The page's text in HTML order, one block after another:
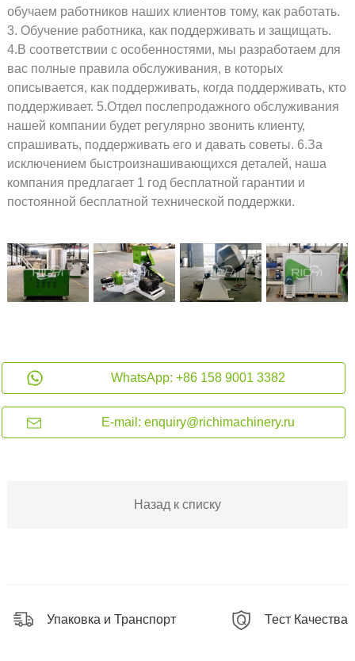
обучаем работников наших клиентов тому, как работать.
3. Обучение работника, как поддерживать и защищать.
4.В соответствии с особенностями, мы разработаем для
вас полные правила обслуживания, в которых
описывается, как поддерживать, когда поддерживать, кто
поддерживает. 5.Отдел послепродажного обслуживания
нашей компании будет регулярно звонить клиенту,
спрашивать, поддерживать его и давать советы. 6.За
исключением быстроизнашивающихся деталей, наша
компания предлагает 1 год бесплатной гарантии и
постоянной бесплатной технической поддержки.
WhatsApp: +86 158 9001 3382
E-mail: enquiry@richimachinery.ru
Назад к списку
Упаковка и Транспорт Тест Качества